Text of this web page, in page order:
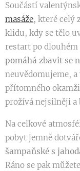
Součástí
masáže, které celý
klidu, kdy se tělo
restart po
pomáhá zbavit se
neuvědomujeme,
přítomného
prožívá nejsilněji a
Na celkové
pobyt jemně
šampaňské s
Ráno se pak